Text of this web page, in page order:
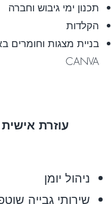
תכנון ימי גיבוש וחברה
הקלדות
בניית מצגות וחומרים
CANVA
עוזרת
ניהול יומן
שירותי גבייה